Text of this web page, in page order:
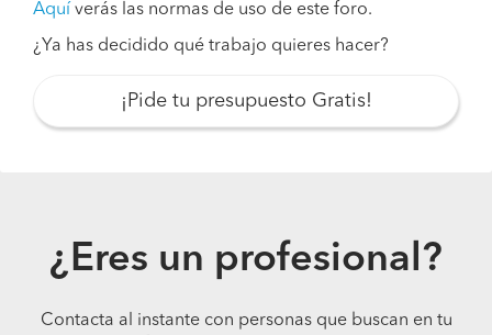
Aquí verás las normas de uso de este foro.
¿Ya has decidido qué trabajo quieres hacer?
¡Pide tu presupuesto Gratis!
¿Eres un profesional?
Contacta al instante con personas que buscan en tu